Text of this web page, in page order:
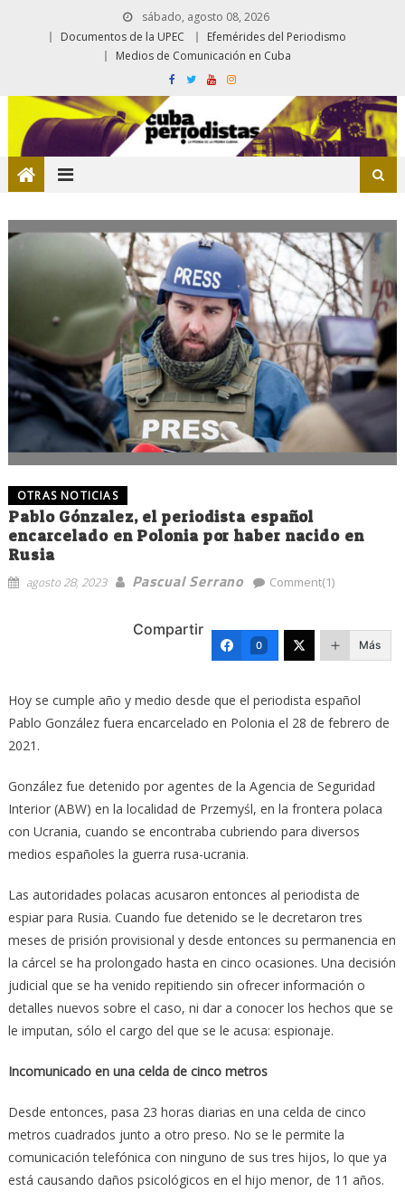
sábado, agosto 08, 2026
Documentos de la UPEC
Efemérides del Periodismo
Medios de Comunicación en Cuba
OTRAS NOTICIAS
Pablo Gónzalez, el periodista español
encarcelado en Polonia por haber nacido en
Rusia
agosto 28, 2023 Pascual Serrano Comment(1)
Compartir
0 Más
Hoy se cumple año y medio desde que el periodista español
Pablo González fuera encarcelado en Polonia el 28 de febrero de
2021.
González fue detenido por agentes de la Agencia de Seguridad
Interior (ABW) en la localidad de Przemyśl, en la frontera polaca
con Ucrania, cuando se encontraba cubriendo para diversos
medios españoles la guerra rusa-ucrania.
Las autoridades polacas acusaron entonces al periodista de
espiar para Rusia. Cuando fue detenido se le decretaron tres
meses de prisión provisional y desde entonces su permanencia en
la cárcel se ha prolongado hasta en cinco ocasiones. Una decisión
judicial que se ha venido repitiendo sin ofrecer información o
detalles nuevos sobre el caso, ni dar a conocer los hechos que se
le imputan, sólo el cargo del que se le acusa: espionaje.
Incomunicado en una celda de cinco metros
Desde entonces, pasa 23 horas diarias en una celda de cinco
metros cuadrados junto a otro preso. No se le permite la
comunicación telefónica con ninguno de sus tres hijos, lo que ya
está causando daños psicológicos en el hijo menor, de 11 años.